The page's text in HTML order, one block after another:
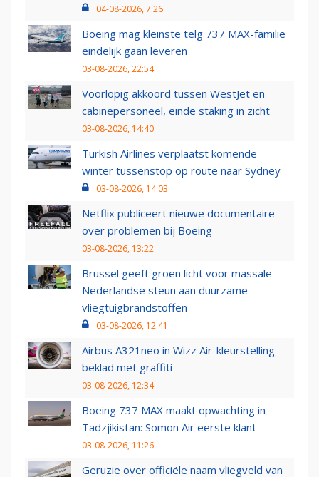
04-08-2026, 7:26
Boeing mag kleinste telg 737 MAX-familie
eindelijk gaan leveren
03-08-2026, 22:54
Voorlopig akkoord tussen WestJet en
cabinepersoneel, einde staking in zicht
03-08-2026, 14:40
Turkish Airlines verplaatst komende
winter tussenstop op route naar Sydney
03-08-2026, 14:03
Netflix publiceert nieuwe documentaire
over problemen bij Boeing
03-08-2026, 13:22
Brussel geeft groen licht voor massale
Nederlandse steun aan duurzame
vliegtuigbrandstoffen
03-08-2026, 12:41
Airbus A321neo in Wizz Air-kleurstelling
beklad met graffiti
03-08-2026, 12:34
Boeing 737 MAX maakt opwachting in
Tadzjikistan: Somon Air eerste klant
03-08-2026, 11:26
Geruzie over officiële naam vliegveld van